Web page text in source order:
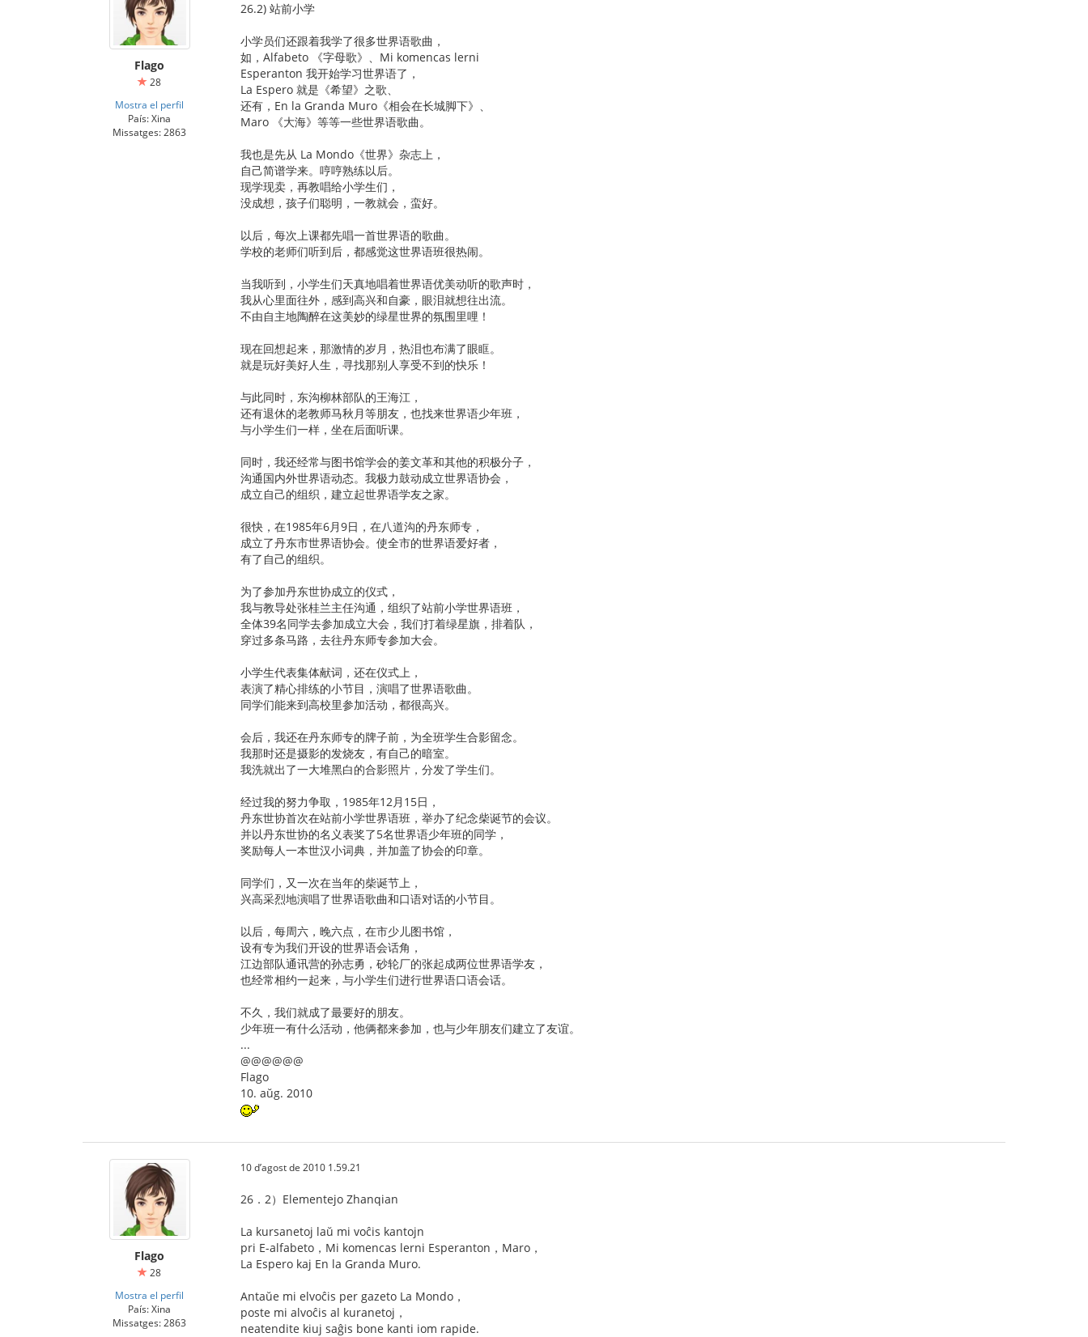
Flago
28
Mostra el perfil
País: Xina
Missatges: 2863
26.2) 站前小学
小学员们还跟着我学了很多世界语歌曲，
如，Alfabeto 《字母歌》、Mi komencas lerni
Esperanton 我开始学习世界语了，
La Espero 就是《希望》之歌、
还有，En la Granda Muro《相会在长城脚下》、
Maro 《大海》等等一些世界语歌曲。
我也是先从 La Mondo《世界》杂志上，
自己简谱学来。哼哼熟练以后。
现学现卖，再教唱给小学生们，
没成想，孩子们聪明，一教就会，蛮好。
以后，每次上课都先唱一首世界语的歌曲。
学校的老师们听到后，都感觉这世界语班很热闹。
当我听到，小学生们天真地唱着世界语优美动听的歌声时，
我从心里面往外，感到高兴和自豪，眼泪就想往出流。
不由自主地陶醉在这美妙的绿星世界的氛围里哩！
现在回想起来，那激情的岁月，热泪也布满了眼眶。
就是玩好美好人生，寻找那别人享受不到的快乐！
与此同时，东沟柳林部队的王海江，
还有退休的老教师马秋月等朋友，也找来世界语少年班，
与小学生们一样，坐在后面听课。
同时，我还经常与图书馆学会的姜文革和其他的积极分子，
沟通国内外世界语动态。我极力鼓动成立世界语协会，
成立自己的组织，建立起世界语学友之家。
很快，在1985年6月9日，在八道沟的丹东师专，
成立了丹东市世界语协会。使全市的世界语爱好者，
有了自己的组织。
为了参加丹东世协成立的仪式，
我与教导处张桂兰主任沟通，组织了站前小学世界语班，
全体39名同学去参加成立大会，我们打着绿星旗，排着队，
穿过多条马路，去往丹东师专参加大会。
小学生代表集体献词，还在仪式上，
表演了精心排练的小节目，演唱了世界语歌曲。
同学们能来到高校里参加活动，都很高兴。
会后，我还在丹东师专的牌子前，为全班学生合影留念。
我那时还是摄影的发烧友，有自己的暗室。
我洗就出了一大堆黑白的合影照片，分发了学生们。
经过我的努力争取，1985年12月15日，
丹东世协首次在站前小学世界语班，举办了纪念柴诞节的会议。
并以丹东世协的名义表奖了5名世界语少年班的同学，
奖励每人一本世汉小词典，并加盖了协会的印章。
同学们，又一次在当年的柴诞节上，
兴高采烈地演唱了世界语歌曲和口语对话的小节目。
以后，每周六，晚六点，在市少儿图书馆，
设有专为我们开设的世界语会话角，
江边部队通讯营的孙志勇，砂轮厂的张起成两位世界语学友，
也经常相约一起来，与小学生们进行世界语口语会话。
不久，我们就成了最要好的朋友。
少年班一有什么活动，他俩都来参加，也与少年朋友们建立了友谊。
...
@@@@@@
Flago
10. aŭg. 2010
Flago
28
Mostra el perfil
País: Xina
Missatges: 2863
10 d’agost de 2010 1.59.21
26．2）Elementejo Zhanqian
La kursanetoj laŭ mi voĉis kantojn
pri E-alfabeto，Mi komencas lerni Esperanton，Maro，
La Espero kaj En la Granda Muro.
Antaŭe mi elvoĉis per gazeto La Mondo，
poste mi alvoĉis al kuranetoj，
neatendite kiuj saĝis bone kanti iom rapide.